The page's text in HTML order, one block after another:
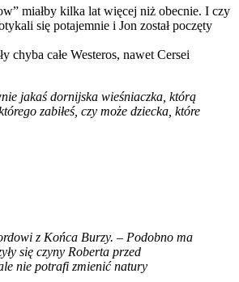
miałby kilka lat więcej niż obecnie. I czy
się potajemnie i Jon został poczęty
całe Westeros, nawet Cersei
jakaś dornijska wieśniaczka, którą
zabiłeś, czy może dziecka, które
z Końca Burzy. – Podobno ma
się czyny Roberta przed
nie potrafi zmienić natury